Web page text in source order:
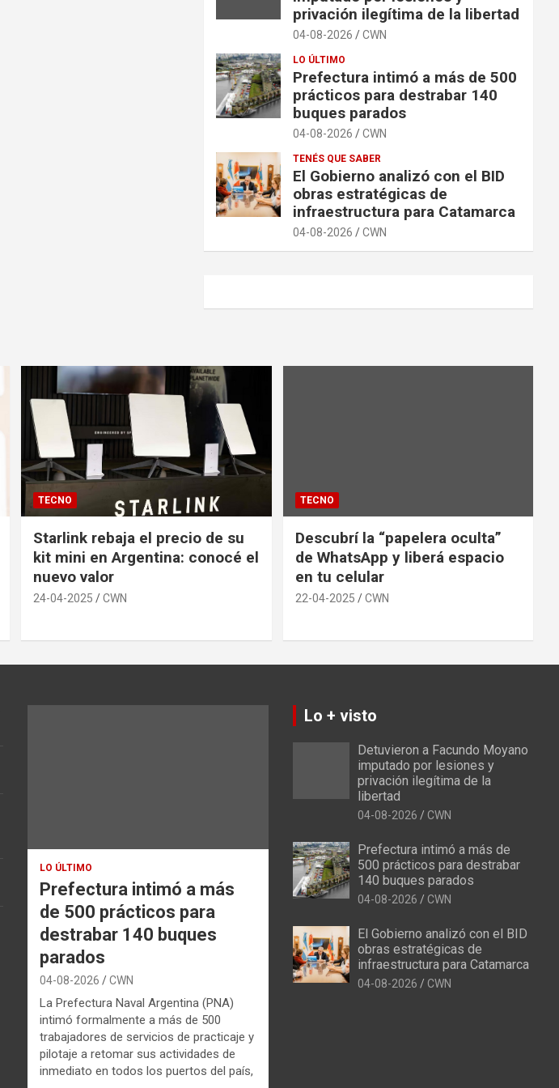
privación ilegítima de la libertad
04-08-2026 CWN
LO ÚLTIMO
Prefectura intimó a más de 500
prácticos para destrabar 140
buques parados
04-08-2026 CWN
TENÉS QUE SABER
El Gobierno analizó con el BID
obras estratégicas de
infraestructura para Catamarca
04-08-2026 CWN
TECNO
Starlink rebaja el precio de su
kit mini en Argentina: conocé el
nuevo valor
24-04-2025 CWN
TECNO
Descubrí la “papelera oculta”
de WhatsApp y liberá espacio
en tu celular
22-04-2025 CWN
LO ÚLTIMO
Prefectura intimó a más
de 500 prácticos para
destrabar 140 buques
parados
04-08-2026 CWN
La Prefectura Naval Argentina (PNA)
intimó formalmente a más de 500
trabajadores de servicios de practicaje y
pilotaje a retomar sus actividades de
inmediato en todos los puertos del país,
Lo + visto
Detuvieron a Facundo Moyano
imputado por lesiones y
privación ilegítima de la
libertad
04-08-2026 CWN
Prefectura intimó a más de
500 prácticos para destrabar
140 buques parados
04-08-2026 CWN
El Gobierno analizó con el BID
obras estratégicas de
infraestructura para Catamarca
04-08-2026 CWN